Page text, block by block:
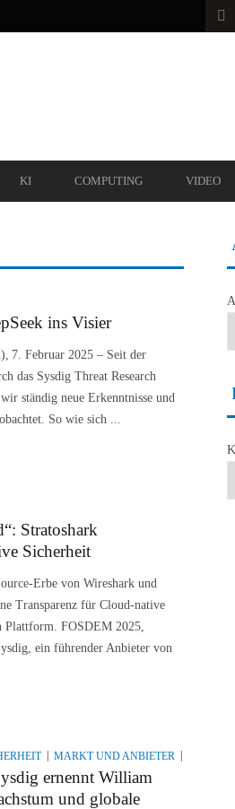
KI COMPUTING VIDEO
ins Visier
7. Februar 2025 – Seit der
das Sysdig Threat Research
ständig neue Erkenntnisse und
So wie sich ...
Stratoshark
Sicherheit
Erbe von Wireshark und
Transparenz für Cloud-native
Plattform. FOSDEM 2025,
ein führender Anbieter von
MARKT UND ANBIETER
ernennt William
und globale